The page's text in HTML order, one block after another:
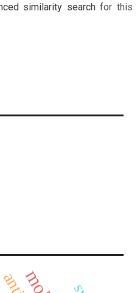
similarity searchfor this